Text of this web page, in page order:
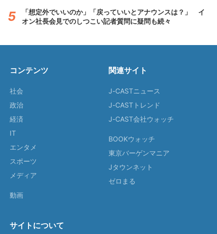
「想定外でいいのか」「戻っていいとアナウンスは？」 イ
オン社長会見でのしつこい記者質問に疑問も続々
コンテンツ
社会
政治
経済
IT
エンタメ
スポーツ
メディア
動画
関連サイト
J-CASTニュース
J-CASTトレンド
J-CAST会社ウォッチ
BOOKウォッチ
東京バーゲンマニア
Jタウンネット
ゼロまる
サイトについて